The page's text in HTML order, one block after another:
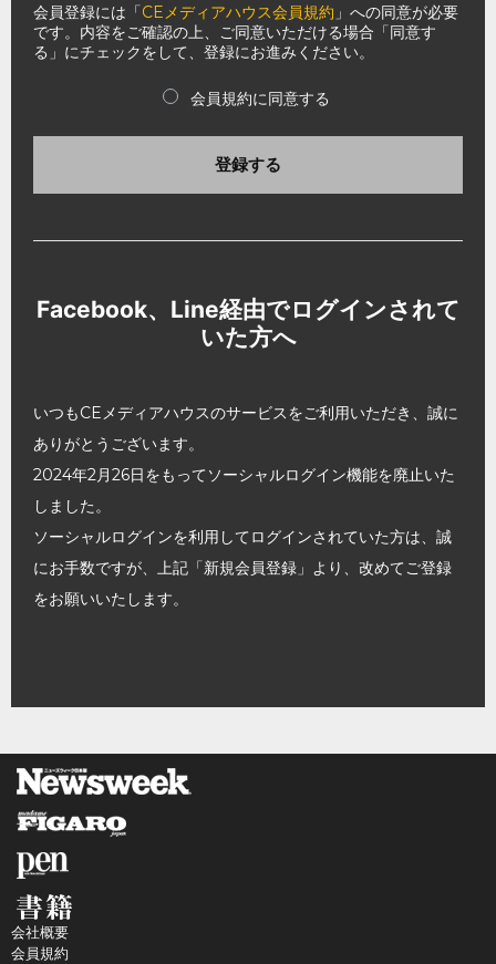
会員登録には「CEメディアハウス会員規約 」への同意が必要
です。内容をご確認の上、ご同意いただける場合「同意す
る」にチェックをして、登録にお進みください。
会員規約に同意する
登録する
Facebook、Line経由でログインされて
いた方へ
いつもCEメディアハウスのサービスをご利用いただき、誠に
ありがとうございます。
2024年2月26日をもってソーシャルログイン機能を廃止いた
しました。
ソーシャルログインを利用してログインされていた方は、誠
にお手数ですが、上記「新規会員登録」より、改めてご登録
をお願いいたします。
会社概要
会員規約